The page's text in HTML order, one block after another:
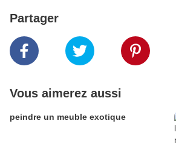
Partager
Vous aimerez aussi
peindre un meuble exotique